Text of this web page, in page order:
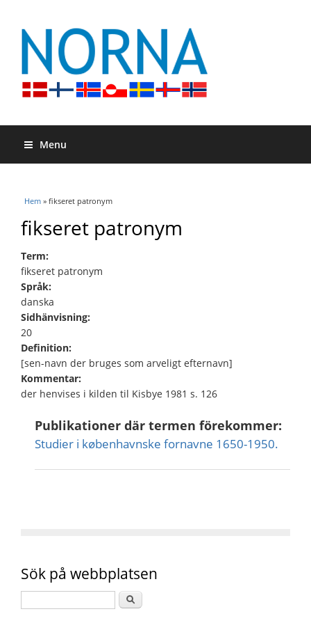
Menu
Du är här
Hem » fikseret patronym
fikseret patronym
Term:
fikseret patronym
Språk:
danska
Sidhänvisning:
20
Definition:
[sen-navn der bruges som arveligt efternavn]
Kommentar:
der henvises i kilden til Kisbye 1981 s. 126
Publikationer där termen förekommer:
Studier i københavnske fornavne 1650-1950.
Sök på webbplatsen